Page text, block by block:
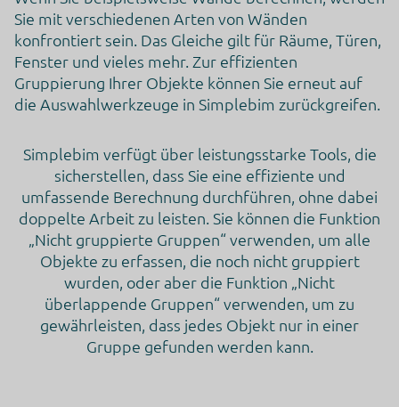
Sie mit verschiedenen Arten von Wänden
konfrontiert sein. Das Gleiche gilt für Räume, Türen,
Fenster und vieles mehr. Zur effizienten
Gruppierung Ihrer Objekte können Sie erneut auf
die Auswahlwerkzeuge in Simplebim zurückgreifen.
Simplebim verfügt über leistungsstarke Tools, die
sicherstellen, dass Sie eine effiziente und
umfassende Berechnung durchführen, ohne dabei
doppelte Arbeit zu leisten. Sie können die Funktion
„Nicht gruppierte Gruppen“ verwenden, um alle
Objekte zu erfassen, die noch nicht gruppiert
wurden, oder aber die Funktion „Nicht
überlappende Gruppen“ verwenden, um zu
gewährleisten, dass jedes Objekt nur in einer
Gruppe gefunden werden kann.